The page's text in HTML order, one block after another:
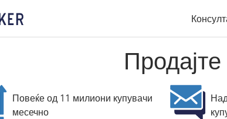
Повеќе од 11 милиони купувачи
месечно